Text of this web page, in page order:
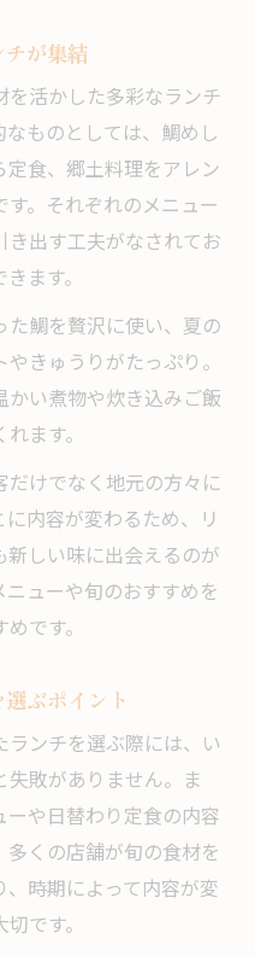
が集結
活かした多彩なランチ
ものとしては、鯛めし
食、郷土料理をアレン
。それぞれのメニュー
出す工夫がなされてお
ます。
鯛を贅沢に使い、夏の
きゅうりがたっぷり。
い煮物や炊き込みご飯
ます。
だけでなく地元の方々に
内容が変わるため、リ
しい味に出会えるのが
ューや旬のおすすめを
です。
ぶポイント
ンチを選ぶ際には、い
敗がありません。ま
や日替わり定食の内容
くの店舗が旬の食材を
時期によって内容が変
です。